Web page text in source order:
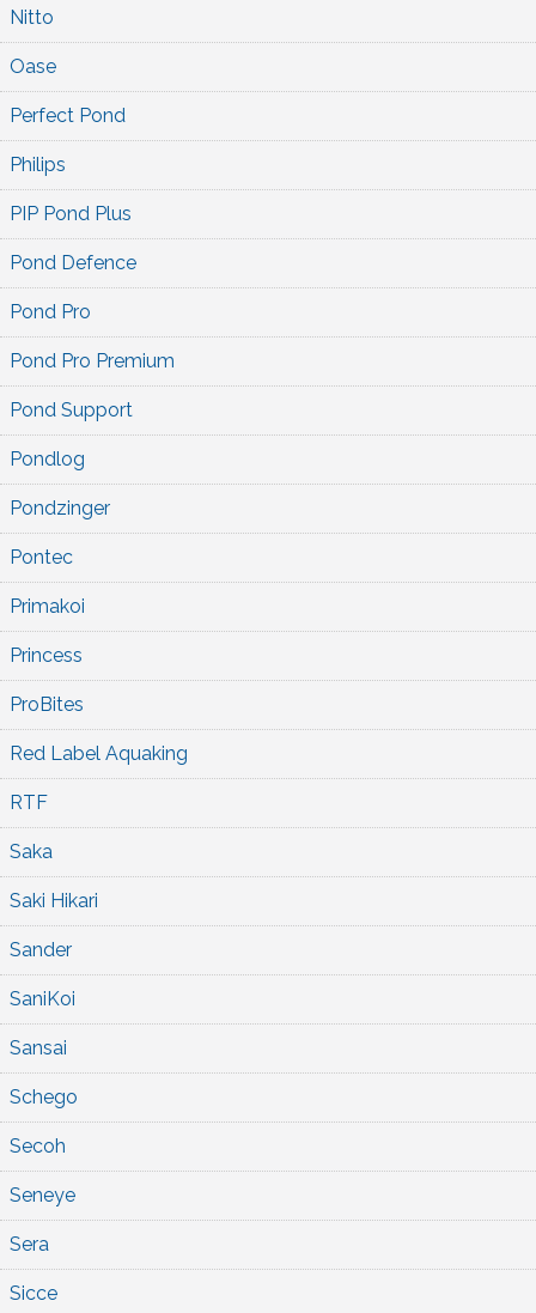
Nitto
Oase
Perfect Pond
Philips
PIP Pond Plus
Pond Defence
Pond Pro
Pond Pro Premium
Pond Support
Pondlog
Pondzinger
Pontec
Primakoi
Princess
ProBites
Red Label Aquaking
RTF
Saka
Saki Hikari
Sander
SaniKoi
Sansai
Schego
Secoh
Seneye
Sera
Sicce